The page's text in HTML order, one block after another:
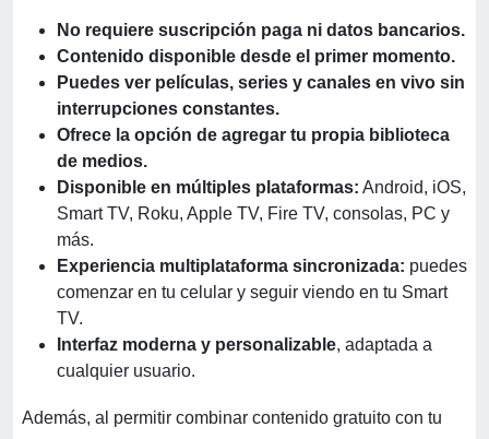
No requiere suscripción paga ni datos bancarios.
Contenido disponible desde el primer momento.
Puedes ver películas, series y canales en vivo sin
interrupciones constantes.
Ofrece la opción de agregar tu propia biblioteca
de medios.
Disponible en múltiples plataformas: Android, iOS,
Smart TV, Roku, Apple TV, Fire TV, consolas, PC y
más.
Experiencia multiplataforma sincronizada: puedes
comenzar en tu celular y seguir viendo en tu Smart
TV.
Interfaz moderna y personalizable, adaptada a
cualquier usuario.
Además, al permitir combinar contenido gratuito con tu